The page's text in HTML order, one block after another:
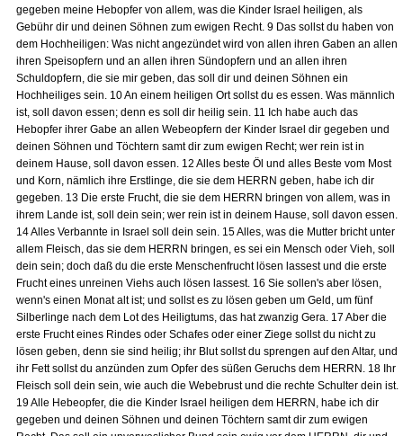
gegeben meine Hebopfer von allem, was die Kinder Israel heiligen, als
Gebühr dir und deinen Söhnen zum ewigen Recht. 9 Das sollst du haben von
dem Hochheiligen: Was nicht angezündet wird von allen ihren Gaben an allen
ihren Speisopfern und an allen ihren Sündopfern und an allen ihren
Schuldopfern, die sie mir geben, das soll dir und deinen Söhnen ein
Hochheiliges sein. 10 An einem heiligen Ort sollst du es essen. Was männlich
ist, soll davon essen; denn es soll dir heilig sein. 11 Ich habe auch das
Hebopfer ihrer Gabe an allen Webeopfern der Kinder Israel dir gegeben und
deinen Söhnen und Töchtern samt dir zum ewigen Recht; wer rein ist in
deinem Hause, soll davon essen. 12 Alles beste Öl und alles Beste vom Most
und Korn, nämlich ihre Erstlinge, die sie dem HERRN geben, habe ich dir
gegeben. 13 Die erste Frucht, die sie dem HERRN bringen von allem, was in
ihrem Lande ist, soll dein sein; wer rein ist in deinem Hause, soll davon essen.
14 Alles Verbannte in Israel soll dein sein. 15 Alles, was die Mutter bricht unter
allem Fleisch, das sie dem HERRN bringen, es sei ein Mensch oder Vieh, soll
dein sein; doch daß du die erste Menschenfrucht lösen lassest und die erste
Frucht eines unreinen Viehs auch lösen lassest. 16 Sie sollen's aber lösen,
wenn's einen Monat alt ist; und sollst es zu lösen geben um Geld, um fünf
Silberlinge nach dem Lot des Heiligtums, das hat zwanzig Gera. 17 Aber die
erste Frucht eines Rindes oder Schafes oder einer Ziege sollst du nicht zu
lösen geben, denn sie sind heilig; ihr Blut sollst du sprengen auf den Altar, und
ihr Fett sollst du anzünden zum Opfer des süßen Geruchs dem HERRN. 18 Ihr
Fleisch soll dein sein, wie auch die Webebrust und die rechte Schulter dein ist.
19 Alle Hebeopfer, die die Kinder Israel heiligen dem HERRN, habe ich dir
gegeben und deinen Söhnen und deinen Töchtern samt dir zum ewigen